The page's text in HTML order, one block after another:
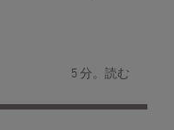
5 分。読む